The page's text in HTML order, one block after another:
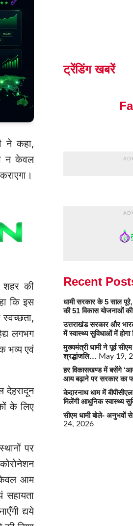
ने कहा,
न केवल
शहर की
कि इस
लगभग
भव्य एवं
देहरादून
के लिए
पर
केवल आम
सहायता
द्यये
ट्रेंडिंग खबरें
Recent
धामी सरकार के 5 साल
की 51 विकास योजनाओं
उत्तराखंड सरकार और
में स्वास्थ्य सुविधाओं में होगा
मुख्यमंत्री धामी ने पूर्व
श्रद्धांजलि… May 19,
हर विकासखण्ड में बसेंगे
आय बढ़ाने पर सरकार का
केदारनाथ धाम में
मिलेंगी आधुनिक स्वास्थ्य
सीएम धामी बोले- अनुभवों से
24, 2026